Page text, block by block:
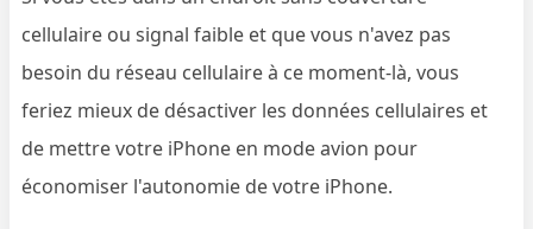
cellulaire ou signal faible et que vous n'avez pas
besoin du réseau cellulaire à ce moment-là, vous
feriez mieux de désactiver les données cellulaires et
de mettre votre iPhone en mode avion pour
économiser l'autonomie de votre iPhone.